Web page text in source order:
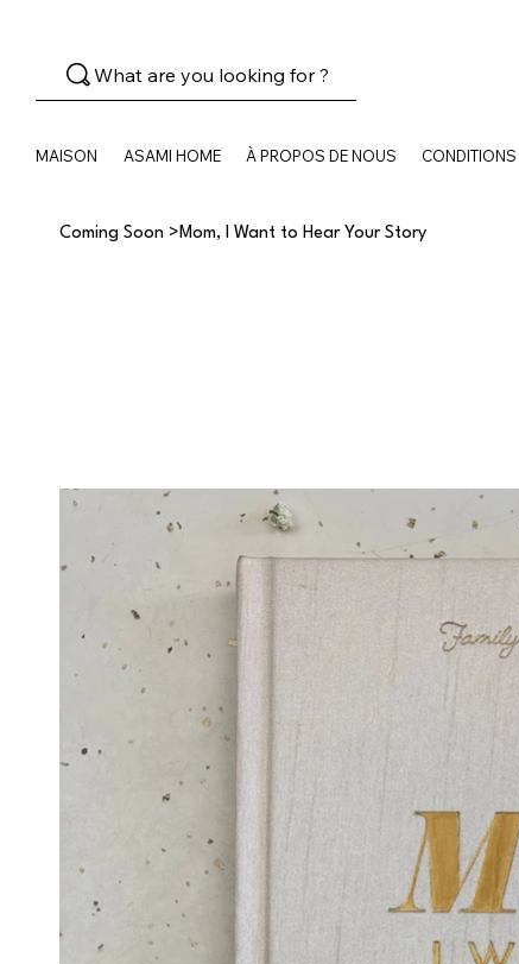
What are you looking for ?
MAISON ASAMI HOME À PROPOS DE NOUS CONDITIONS
Coming Soon > Mom, I Want to Hear Your Story